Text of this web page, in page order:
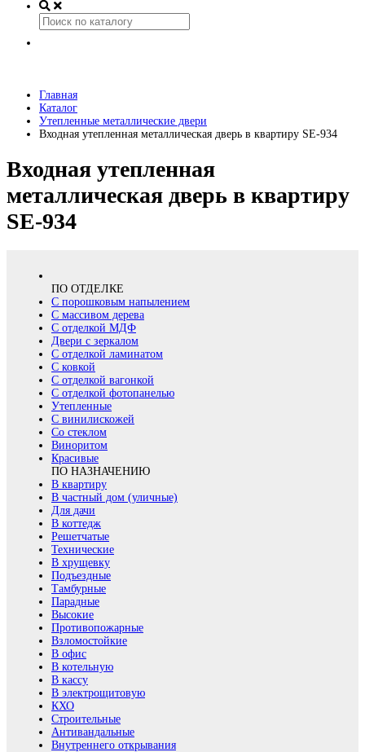
Главная
Каталог
Утепленные металлические двери
Входная утепленная металлическая дверь в квартиру SE-934
Входная утепленная
металлическая дверь в квартиру
SE-934
ПО ОТДЕЛКЕ
С порошковым напылением
С массивом дерева
С отделкой МДФ
Двери с зеркалом
С отделкой ламинатом
С ковкой
С отделкой вагонкой
С отделкой фотопанелью
Утепленные
С винилискожей
Со стеклом
Виноритом
Красивые
ПО НАЗНАЧЕНИЮ
В квартиру
В частный дом (уличные)
Для дачи
В коттедж
Решетчатые
Технические
В хрущевку
Подъездные
Тамбурные
Парадные
Высокие
Противопожарные
Взломостойкие
В офис
В котельную
В кассу
В электрощитовую
КХО
Строительные
Антивандальные
Внутреннего открывания